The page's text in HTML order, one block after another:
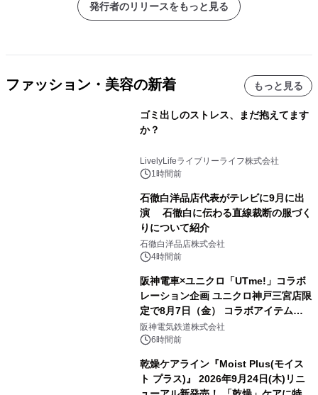
発行者のリリースをもっと見る
ファッション・美容の新着 もっと見る
ゴミ出しのストレス、まだ抱えてます
か？
LivelyLifeライブリーライフ株式会社
1時間前
石徹白洋品店代表がテレビに9月に出
演 石徹白に伝わる直線裁断の服づく
りについて紹介
石徹白洋品店株式会社
4時間前
阪神電車×ユニクロ「UTme!」コラボ
レーション企画 ユニクロ神戸三宮店限
定で8月7日（金） コラボアイテムが
発売決定！
阪神電気鉄道株式会社
6時間前
乾燥ケアライン『Moist Plus(モイス
ト プラス)』 2026年9月24日(木)リニ